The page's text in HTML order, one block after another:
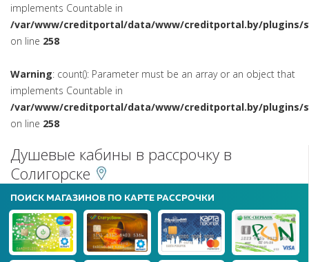
implements Countable in
/var/www/creditportal/data/www/creditportal.by/plugins/
on line 258
Warning: count(): Parameter must be an array or an object that
implements Countable in
/var/www/creditportal/data/www/creditportal.by/plugins/
on line 258
Душевые кабины в рассрочку в
Солигорске
ПОИСК МАГАЗИНОВ ПО КАРТЕ РАССРОЧКИ